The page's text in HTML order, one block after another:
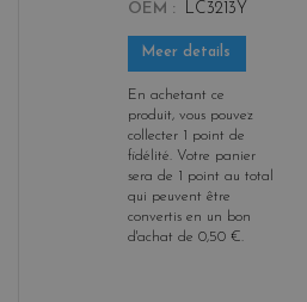
OEM
LC3213Y
Meer details
En achetant ce
produit, vous pouvez
collecter 1 point de
fidélité. Votre panier
sera de 1 point au total
qui peuvent être
convertis en un bon
d'achat de 0,50 €.